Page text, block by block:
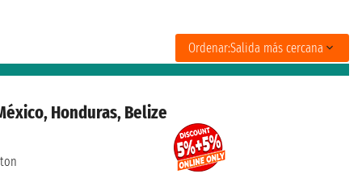
Ordenar:Salida más cercana
Honduras, Belize